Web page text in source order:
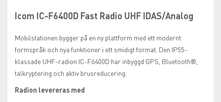
Icom IC-F6400D Fast Radio UHF IDAS/Analog
Mobilstationen bygger på en ny plattform med ett modernt
formspråk och nya funktioner i ett smidigt format. Den IP55-
klassade UHF-radion IC-F6400D har inbyggd GPS, Bluetooth®,
talkryptering och aktiv brusreducering.
Radion levereras med
the
gallery
beginning
of
images
gallery